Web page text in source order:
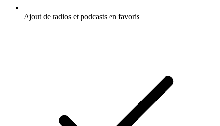
Ajout de radios et podcasts en favoris